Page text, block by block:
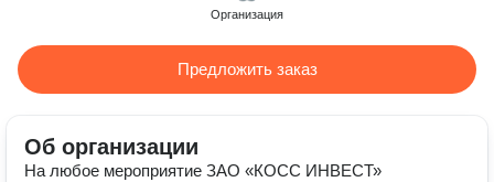
Организация
Предложить заказ
Об организации
На любое мероприятие ЗАО «КОСС ИНВЕСТ»